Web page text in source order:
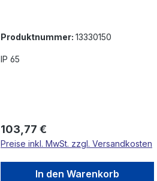
Produktnummer: 13330150
IP 65
Regulärer Preis:
103,77 €
Preise inkl. MwSt. zzgl. Versandkosten
In den Warenkorb